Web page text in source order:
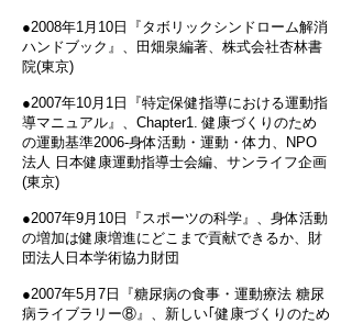
●2008年1月10日『タボリックシンドローム解消
ハンドブック』、田畑泉編著、株式会社杏林書
院(東京)
●2007年10月1日『特定保健指導における運動指
導マニュアル』、Chapter1. 健康づくりのため
の運動基準2006-身体活動・運動・体力、NPO
法人 日本健康運動指導士会編、サンライフ企画
(東京)
●2007年9月10日『スポーツの科学』、身体活動
の増加は健康増進にどこまで貢献できるか、財
団法人日本学術協力財団
●2007年5月7日『糖尿病の食事・運動療法 糖尿
病ライブラリー⑧』、新しい｢健康づくりのため